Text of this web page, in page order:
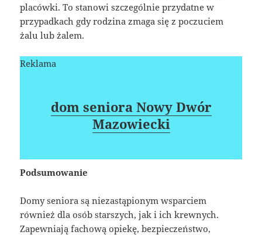
placówki. To stanowi szczególnie przydatne w
przypadkach gdy rodzina zmaga się z poczuciem
żalu lub żalem.
Reklama
dom seniora Nowy Dwór
Mazowiecki
Podsumowanie
Domy seniora są niezastąpionym wsparciem
również dla osób starszych, jak i ich krewnych.
Zapewniają fachową opiekę, bezpieczeństwo,